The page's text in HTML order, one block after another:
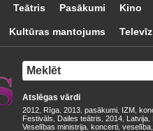
Teātris Pasākumi Kino
Kultūras mantojums
Atslēgas vārdi
2012 Rīga 2013 pasākumi IZM
Festivāls
Dailes teātris 2014 Latvija
Veselības ministrija koncerti veselība